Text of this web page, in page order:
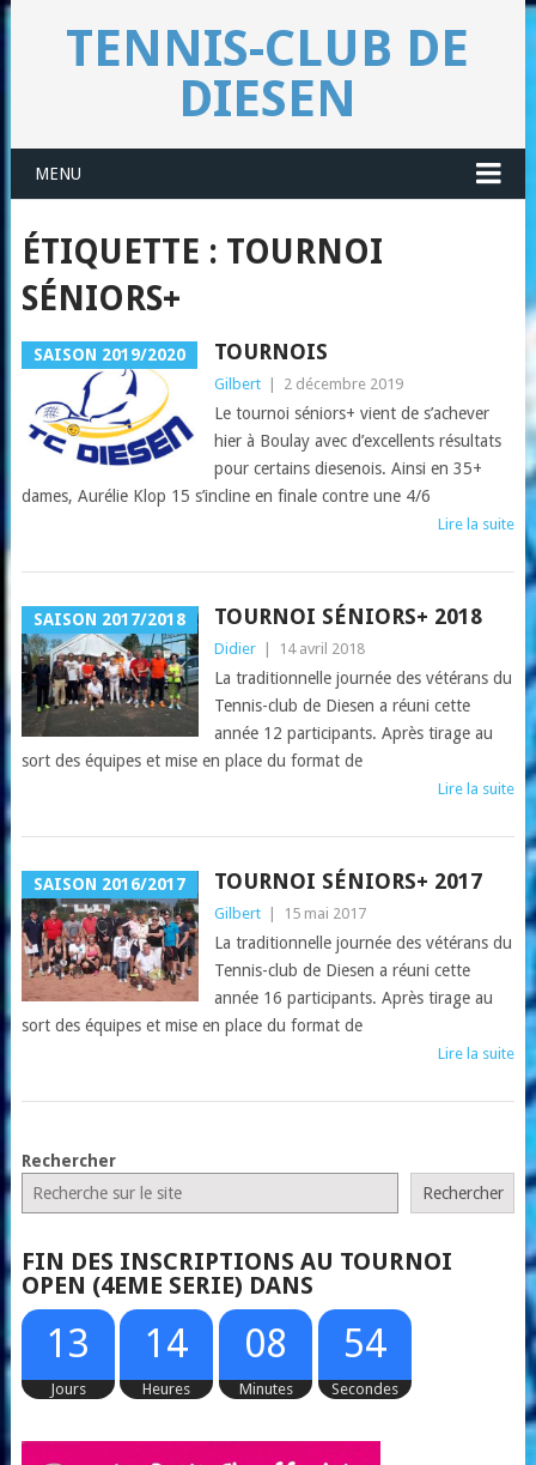
TENNIS-CLUB DE
DIESEN
MENU
ÉTIQUETTE : TOURNOI
SÉNIORS+
SAISON 2019/2020 TOURNOIS
Gilbert 2 décembre 2019
Le tournoi séniors+ vient de s’achever
hier à Boulay avec d’excellents résultats
pour certains diesenois. Ainsi en 35+
dames, Aurélie Klop 15 s’incline en finale contre une 4/6
Lire la suite
SAISON 2017/2018 TOURNOI SÉNIORS+ 2018
Didier 14 avril 2018
La traditionnelle journée des vétérans du
Tennis-club de Diesen a réuni cette
année 12 participants. Après tirage au
sort des équipes et mise en place du format de
Lire la suite
SAISON 2016/2017 TOURNOI SÉNIORS+ 2017
Gilbert 15 mai 2017
La traditionnelle journée des vétérans du
Tennis-club de Diesen a réuni cette
année 16 participants. Après tirage au
sort des équipes et mise en place du format de
Lire la suite
NAVIGATION
DANS
ARTICLES
Rechercher
Rechercher
FIN DES INSCRIPTIONS AU TOURNOI
OPEN (4EME SERIE) DANS
13
Jours
14
Heures
08
Minutes 54
53
Secondes